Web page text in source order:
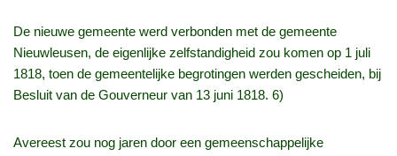
De nieuwe gemeente werd verbonden met de gemeente
Nieuwleusen, de eigenlijke zelfstandigheid zou komen op 1 juli
1818, toen de gemeentelijke begrotingen werden gescheiden, bij
Besluit van de Gouverneur van 13 juni 1818. 6)
Avereest zou nog jaren door een gemeenschappelijke